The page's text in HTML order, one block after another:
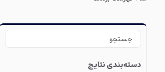
دسته‌بندی نتایج